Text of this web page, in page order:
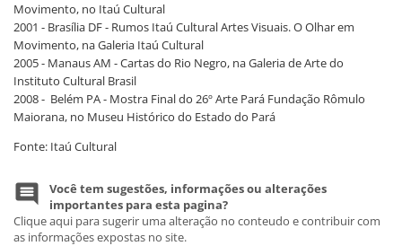
Movimento, no Itaú Cultural
2001 - Brasília DF - Rumos Itaú Cultural Artes Visuais. O Olhar em
Movimento, na Galeria Itaú Cultural
2005 - Manaus AM - Cartas do Rio Negro, na Galeria de Arte do
Instituto Cultural Brasil
2008 - Belém PA - Mostra Final do 26º Arte Pará Fundação Rômulo
Maiorana, no Museu Histórico do Estado do Pará
Fonte: Itaú Cultural
Você tem sugestões, informações ou alterações
importantes para esta pagina?
Clique aqui para sugerir uma alteração no conteudo e contribuir com
as informações expostas no site.